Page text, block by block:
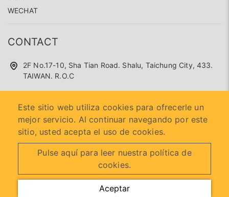
Este sitio web utiliza cookies para ofrecerle un
mejor servicio. Al continuar navegando por este
sitio, usted acepta el uso de cookies.
Pulse aquí para leer nuestra política de
cookies.
Aceptar
WECHAT
CONTACT
2F No.17-10, Sha Tian Road. Shalu, Taichung City, 433.
TAIWAN. R.O.C
superseed.service@gmail.com
2026 © SUPER SEED TRADING CO., LTD. Designed by
Mapa del sitio